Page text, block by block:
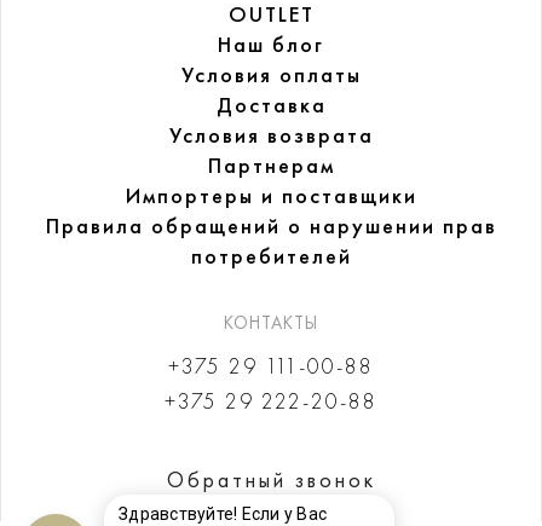
OUTLET
Наш блог
Условия оплаты
Доставка
Условия возврата
Партнерам
Импортеры и поставщики
Правила обращений о нарушении прав
потребителей
КОНТАКТЫ
+375 29 111-00-88
+375 29 222-20-88
Обратный звонок
Здравствуйте! Если у Вас